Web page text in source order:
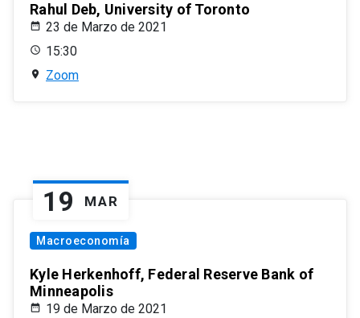
Rahul Deb, University of Toronto
23 de Marzo de 2021
15:30
Zoom
19 MAR
Macroeconomía
Kyle Herkenhoff, Federal Reserve Bank of
Minneapolis
19 de Marzo de 2021